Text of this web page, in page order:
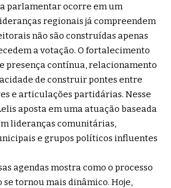
parlamentar ocorre em um
regionais já compreendem
não são construídas apenas
a votação. O fortalecimento
presença contínua, relacionamento
de construir pontes entre
e articulações partidárias. Nesse
aposta em uma atuação baseada
lideranças comunitárias,
e grupos políticos influentes
agendas mostra como o processo
tornou mais dinâmico. Hoje,